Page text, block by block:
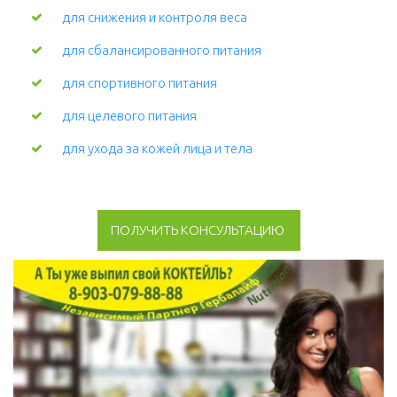
для снижения и контроля веса
для сбалансированного питания
для спортивного питания
для целевого питания
для ухода за кожей лица и тела
ПОЛУЧИТЬ КОНСУЛЬТАЦИЮ